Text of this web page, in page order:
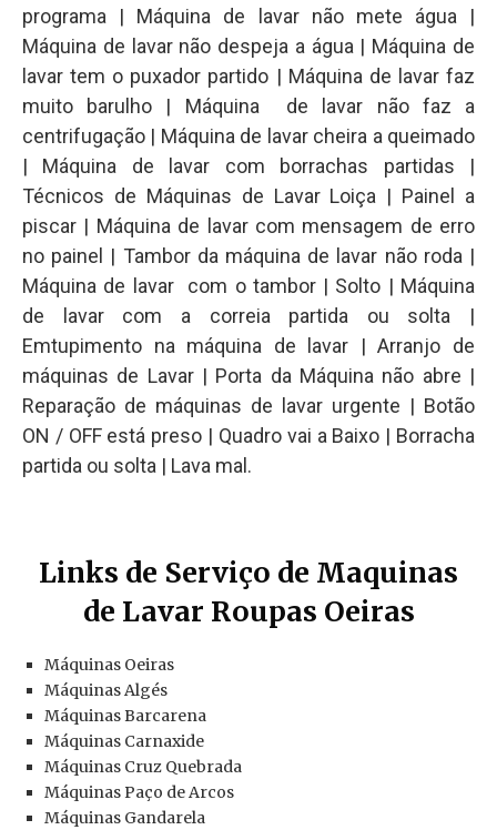
programa | Máquina de lavar não mete água |
Máquina de lavar não despeja a água | Máquina de
lavar tem o puxador partido | Máquina de lavar faz
muito barulho | Máquina de lavar não faz a
centrifugação | Máquina de lavar cheira a queimado
| Máquina de lavar com borrachas partidas |
Técnicos de Máquinas de Lavar Loiça | Painel a
piscar | Máquina de lavar com mensagem de erro
no painel | Tambor da máquina de lavar não roda |
Máquina de lavar com o tambor | Solto | Máquina
de lavar com a correia partida ou solta |
Emtupimento na máquina de lavar | Arranjo de
máquinas de Lavar | Porta da Máquina não abre |
Reparação de máquinas de lavar urgente | Botão
ON / OFF está preso | Quadro vai a Baixo | Borracha
partida ou solta | Lava mal.
Links de Serviço de Maquinas
de Lavar Roupas Oeiras
Máquinas Oeiras
Máquinas Algés
Máquinas Barcarena
Máquinas Carnaxide
Máquinas Cruz Quebrada
Máquinas Paço de Arcos
Máquinas Gandarela